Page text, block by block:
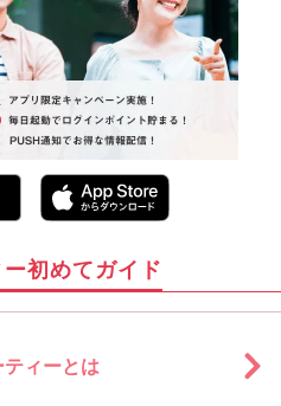
初めてガイド
ィーとは